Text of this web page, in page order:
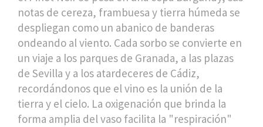
notas de cereza, frambuesa y tierra húmeda se
despliegan como un abanico de banderas
ondeando al viento. Cada sorbo se convierte en
un viaje a los parques de Granada, a las plazas
de Sevilla y a los atardeceres de Cádiz,
recordándonos que el vino es la unión de la
tierra y el cielo. La oxigenación que brinda la
forma amplia del vaso facilita la "respiración"